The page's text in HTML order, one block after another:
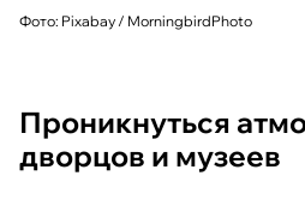
Фото: Pixabay / MorningbirdPhoto
Проникнуться атмосферой
дворцов и музеев